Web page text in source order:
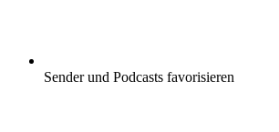
Sender und Podcasts favorisieren